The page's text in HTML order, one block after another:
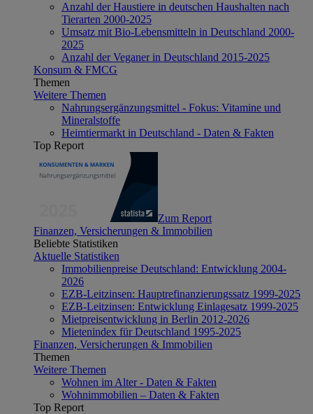
Anzahl der Haustiere in deutschen Haushalten nach
Tierarten 2000-2025
Umsatz mit Bio-Lebensmitteln in Deutschland 2000-
2025
Anzahl der Veganer in Deutschland 2015-2025
Konsum & FMCG
Themen
Weitere Themen
Nahrungsergänzungsmittel - Fokus: Vitamine und
Mineralstoffe
Heimtiermarkt in Deutschland - Daten & Fakten
Top Report
Zum Report
Finanzen, Versicherungen & Immobilien
Beliebte Statistiken
Aktuelle Statistiken
Immobilienpreise Deutschland: Entwicklung 2004-
2026
EZB-Leitzinsen: Hauptrefinanzierungssatz 1999-2025
EZB-Leitzinsen: Entwicklung Einlagesatz 1999-2025
Mietpreisentwicklung in Berlin 2012-2026
Mietenindex für Deutschland 1995-2025
Finanzen, Versicherungen & Immobilien
Themen
Weitere Themen
Wohnen im Alter - Daten & Fakten
Wohnimmobilien – Daten & Fakten
Top Report